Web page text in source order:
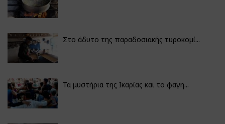
Στο άδυτο της παραδοσιακής τυροκομί...
Τα μυστήρια της Ικαρίας και το φαγη...